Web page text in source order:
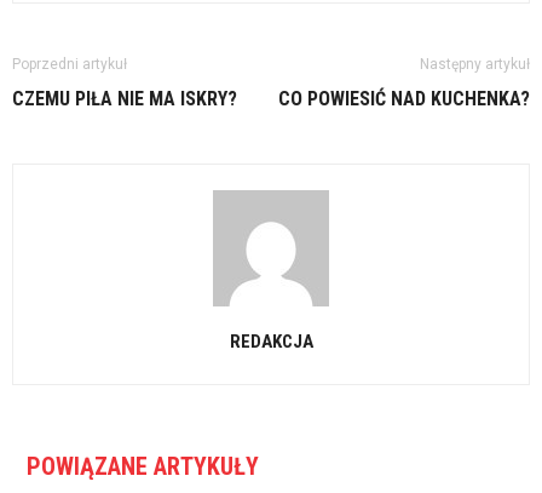
Poprzedni artykuł
CZEMU PIŁA NIE MA ISKRY?
Następny artykuł
CO POWIESIĆ NAD KUCHENKA?
REDAKCJA
POWIĄZANE ARTYKUŁY